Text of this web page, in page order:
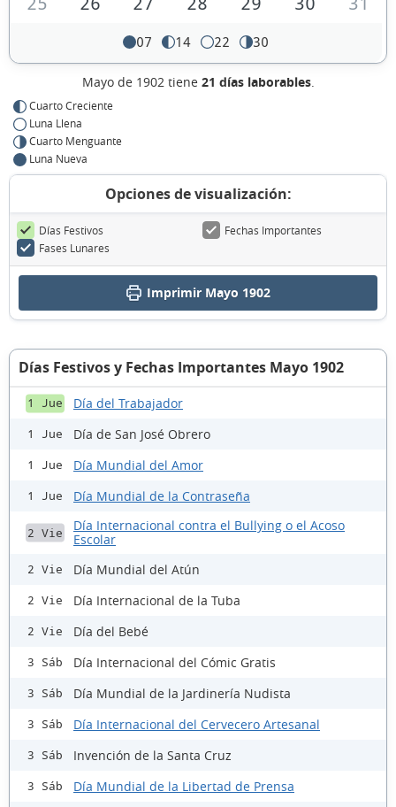
07 14 22 30
Mayo de 1902 tiene 21 días laborables.
Cuarto Creciente
Luna Llena
Cuarto Menguante
Luna Nueva
Opciones de visualización:
Días Festivos
Fechas Importantes
Fases Lunares
Imprimir Mayo 1902
Días Festivos y Fechas Importantes Mayo 1902
1 Jue Día del Trabajador
1 Jue Día de San José Obrero
1 Jue Día Mundial del Amor
1 Jue Día Mundial de la Contraseña
2 Vie
Día Internacional contra el Bullying o el Acoso
Escolar
2 Vie Día Mundial del Atún
2 Vie Día Internacional de la Tuba
2 Vie Día del Bebé
3 Sáb Día Internacional del Cómic Gratis
3 Sáb Día Mundial de la Jardinería Nudista
3 Sáb Día Internacional del Cervecero Artesanal
3 Sáb Invención de la Santa Cruz
3 Sáb Día Mundial de la Libertad de Prensa